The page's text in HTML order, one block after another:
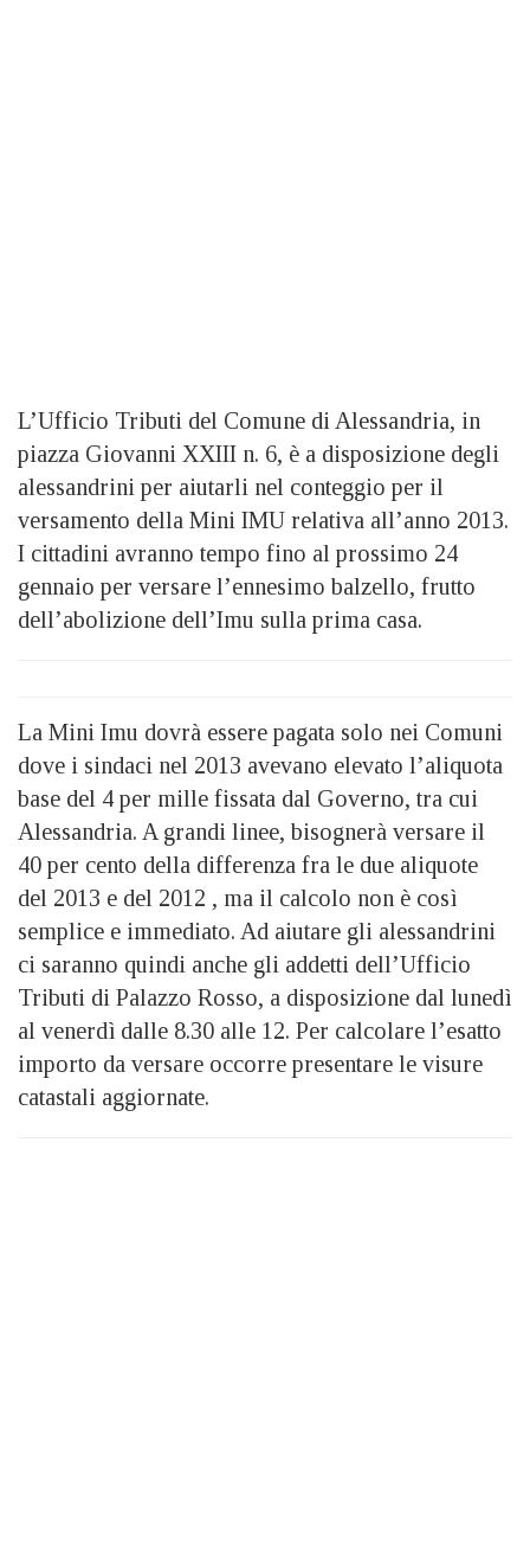
L’Ufficio Tributi del Comune di Alessandria, in
piazza Giovanni XXIII n. 6, è a disposizione degli
alessandrini per aiutarli nel conteggio per il
versamento della Mini IMU relativa all’anno 2013.
I cittadini avranno tempo fino al prossimo 24
gennaio per versare l’ennesimo balzello, frutto
dell’abolizione dell’Imu sulla prima casa.
La Mini Imu dovrà essere pagata solo nei Comuni
dove i sindaci nel 2013 avevano elevato l’aliquota
base del 4 per mille fissata dal Governo, tra cui
Alessandria. A grandi linee, bisognerà versare il
40 per cento della differenza fra le due aliquote
del 2013 e del 2012 , ma il calcolo non è così
semplice e immediato. Ad aiutare gli alessandrini
ci saranno quindi anche gli addetti dell’Ufficio
Tributi di Palazzo Rosso, a disposizione dal lunedì
al venerdì dalle 8.30 alle 12. Per calcolare l’esatto
importo da versare occorre presentare le visure
catastali aggiornate.